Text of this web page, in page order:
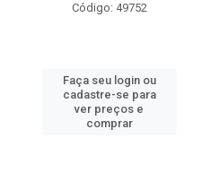
Código: 49752
Faça seu login ou
cadastre-se para
ver preços e
comprar